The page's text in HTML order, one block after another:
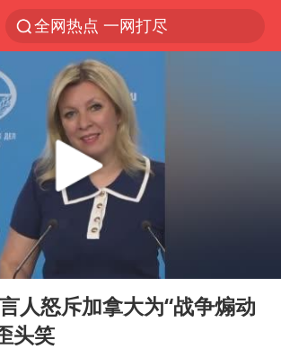
全网热点 一网打尽
人怒斥加拿大为“战争煽动
头笑